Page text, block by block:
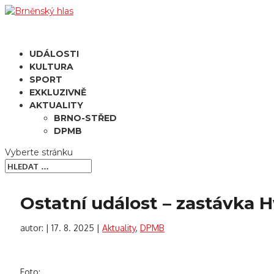
UDÁLOSTI
KULTURA
SPORT
EXKLUZIVNĚ
AKTUALITY
BRNO-STŘED
DPMB
Vyberte stránku
Ostatní událost – zastávka
autor: | 17. 8. 2025 | Aktuality, DPMB
Foto: